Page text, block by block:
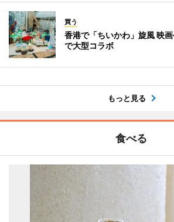
買う
香港で「ちいかわ」旋風 映
で大型コラボ
もっと見る
食べる